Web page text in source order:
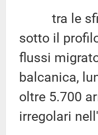
tra le
sotto il
flussi
balcanica,
oltre 5.700
irregolari